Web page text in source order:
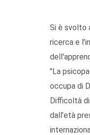
Si è svolto
ricerca e
"La
occupa di
Difficoltà
dall’età